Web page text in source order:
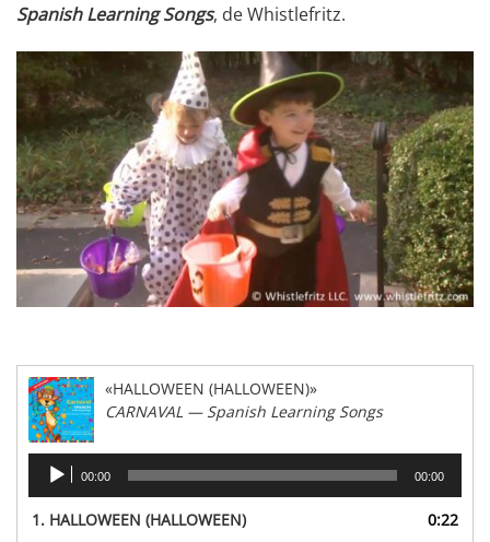
Spanish Learning Songs, de Whistlefritz.
«HALLOWEEN (HALLOWEEN)»
CARNAVAL — Spanish Learning Songs
Reproductor
audio
00:00 00:00
1. HALLOWEEN (HALLOWEEN) 0:22